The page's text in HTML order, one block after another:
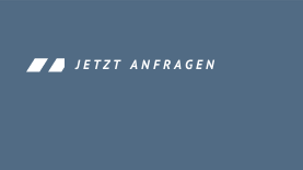
JETZT ANFRAGEN